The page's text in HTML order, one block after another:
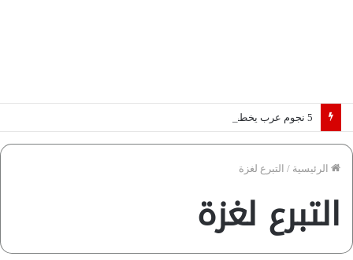
الرئيسية / التبرع لغزة
التبرع لغزة